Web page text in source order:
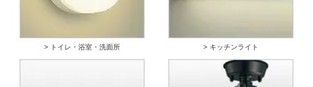
> トイレ・浴室・洗面所 > キッチンライト